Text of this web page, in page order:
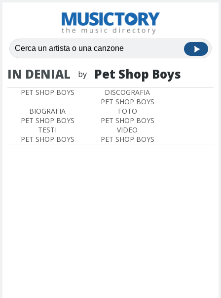
IN DENIAL by Pet Shop Boys
PET SHOP BOYS
DISCOGRAFIA
PET SHOP BOYS
BIOGRAFIA
PET SHOP BOYS
FOTO
PET SHOP BOYS
TESTI
PET SHOP BOYS
VIDEO
PET SHOP BOYS